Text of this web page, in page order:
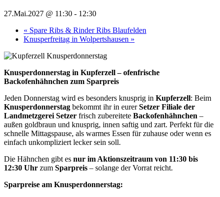
27.Mai.2027 @ 11:30 - 12:30
« Spare Ribs & Rinder Ribs Blaufelden
Knusperfreitag in Wolpertshausen »
Knusperdonnerstag in Kupferzell – ofenfrische
Backofenhähnchen zum Sparpreis
Jeden Donnerstag wird es besonders knusprig in Kupferzell: Beim
Knusperdonnerstag bekommt ihr in eurerSetzer Filiale der
Landmetzgerei Setzer frisch zubereitete Backofenhähnchen –
außen goldbraun und knusprig, innen saftig und zart. Perfekt für die
schnelle Mittagspause, als warmes Essen für zuhause oder wenn es
einfach unkompliziert lecker sein soll.
Die Hähnchen gibt es nur im Aktionszeitraum von 11:30 bis
12:30 Uhr zum Sparpreis – solange der Vorrat reicht.
Sparpreise am Knusperdonnerstag: